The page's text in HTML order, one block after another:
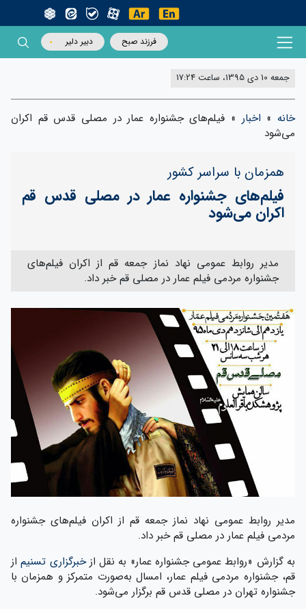
فرزند صبح دبیر دلیر
جمعه 10 دی 1395، ساعت 17:24
خانه» اخبار » فیلم‌های جشنواره عمار در مصلی قدس قم اکران
می‌شود
همزمان با سراسر کشور
فیلم‌های جشنواره عمار در مصلی قدس قم
اکران می‌شود
مدیر روابط عمومی نهاد نماز جمعه قم از اکران فیلم‌های
جشنواره مردمی فیلم عمار در مصلی قم خبر داد.
مدیر روابط عمومی نهاد نماز جمعه قم از اکران فیلم‌های جشنواره
مردمی فیلم عمار در مصلی قم خبر داد.
به گزارش «روابط عمومی جشنواره عمار» به نقل ازخبرگزاری تسنیماز
قم، جشنواره مردمی فیلم عمار، امسال به‌صورت متمرکز و همزمان با
جشنواره تهران در مصلی قدس قم برگزار می‌شود.